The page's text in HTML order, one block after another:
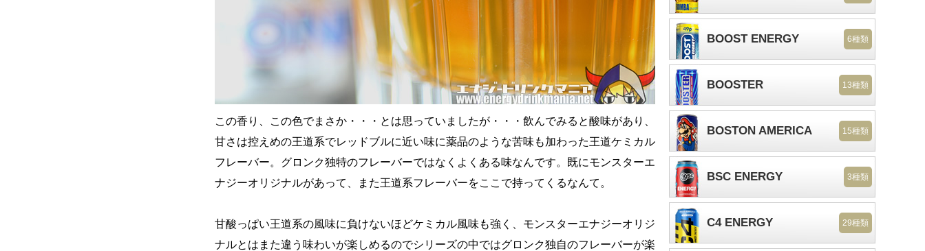
この香り、この色でまさか・・・とは思っていましたが・・・飲んでみると酸味があり、
甘さは控えめの王道系でレッドブルに近い味に薬品のような苦味も加わった王道ケミカル
フレーバー。グロンク独特のフレーバーではなくよくある味なんです。既にモンスターエ
ナジーオリジナルがあって、また王道系フレーバーをここで持ってくるなんて。
甘酸っぱい王道系の風味に負けないほどケミカル風味も強く、モンスターエナジーオリジ
ナルとはまた違う味わいが楽しめるのでシリーズの中ではグロンク独自のフレーバーが楽
BOOST ENERGY 6種類
BOOSTER 13種類
BOSTON AMERICA 15種類
BSC ENERGY 3種類
C4 ENERGY 29種類